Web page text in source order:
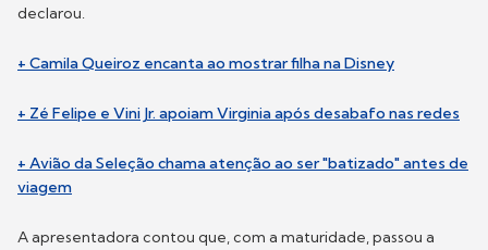
declarou.
+ Camila Queiroz encanta ao mostrar filha na Disney
+ Zé Felipe e Vini Jr. apoiam Virginia após desabafo nas redes
+ Avião da Seleção chama atenção ao ser "batizado" antes de
viagem
A apresentadora contou que, com a maturidade, passou a